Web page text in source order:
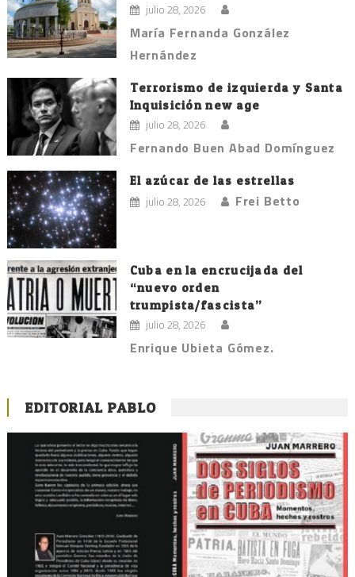
julio 28, 2026
María Fernanda González
Hernández
Terrorismo de izquierda y Santa
Inquisición new age
julio 28, 2026
Fernando Buen Abad Domínguez
El azúcar de las estrellas
julio 28, 2026 Frei Betto
Cuba en la encrucijada del
“nuevo orden
trumpista/fascista”
julio 28, 2026
Enrique Ubieta Gómez.
EDITORIAL PABLO